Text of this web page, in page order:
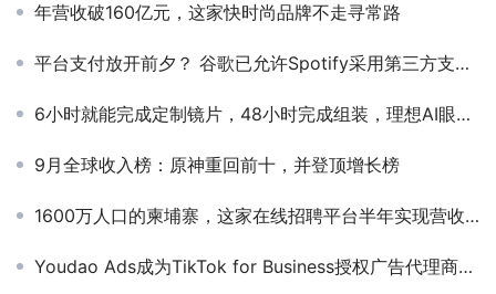
年营收破160亿元，这家快时尚品牌不走寻常路
平台支付放开前夕？ 谷歌已允许Spotify采用第三方支付系统
6小时就能完成定制镜片，48小时完成组装，理想AI眼镜有哪些新亮点？
9月全球收入榜：原神重回前十，并登顶增长榜
1600万人口的柬埔寨，这家在线招聘平台半年实现营收平衡，疫情中完 成50万美元天使轮融资
Youdao Ads成为TikTok for Business授权广告代理商，携手开启出海营销新征程